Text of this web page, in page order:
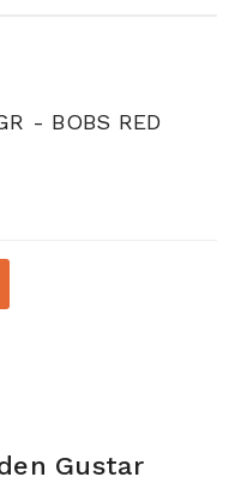
- BOBS RED
Gustar